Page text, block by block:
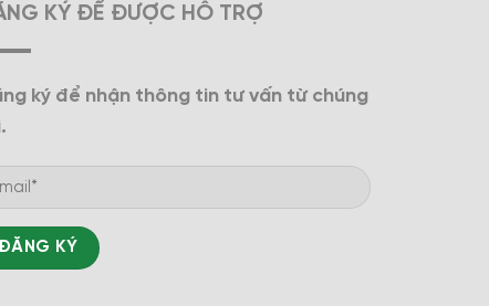
KÝ ĐỂ ĐƯỢC HỖ TRỢ
ký để nhận thông tin tư vấn từ chúng